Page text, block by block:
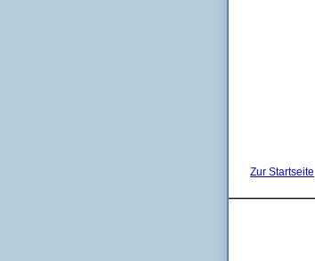
Zur Startseite